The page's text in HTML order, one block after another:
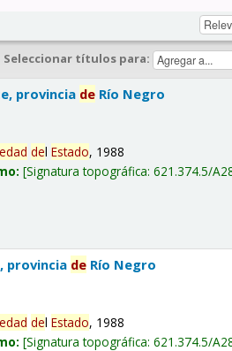
Seleccionar títulos para:
provincia de Río Negro
delEstado, 1988
Signatura topográfica:621.374.5/
provincia de Río Negro
delEstado, 1988
Signatura topográfica:621.374.5/